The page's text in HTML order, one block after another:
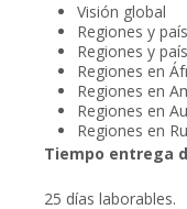
Visión global
Regiones y
Regiones y
Regiones en
Regiones en
Regiones en
Regiones en
Tiempo entrega
25 días laborables.